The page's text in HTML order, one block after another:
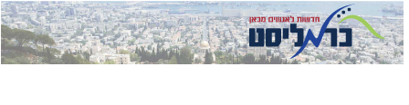
לחץ
כאן
לחץ
כדי